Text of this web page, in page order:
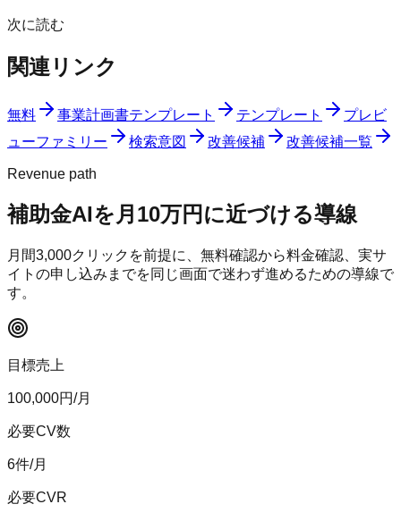
次に読む
関連リンク
無料 事業計画書テンプレート テンプレート
プレビ
ューファミリー
検索意図 改善候補 改善候補一覧
Revenue path
補助金AIを月10万円に近づける導線
月間3,000クリックを前提に、無料確認から料金確認、実サ
イトの申し込みまでを同じ画面で迷わず進めるための導線で
す。
目標売上
100,000円/月
必要CV数
6件/月
必要CVR